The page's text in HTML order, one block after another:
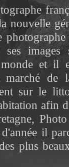
nouvelle
images
et il
de
sur le
afin
il
plus